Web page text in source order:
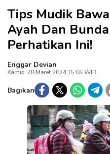
Tips Mudik
Ayah Dan
Perhatikan Ini!
Enggar Devian
Kamis, 28 Maret 2024 15:05 WIB
Bagikan